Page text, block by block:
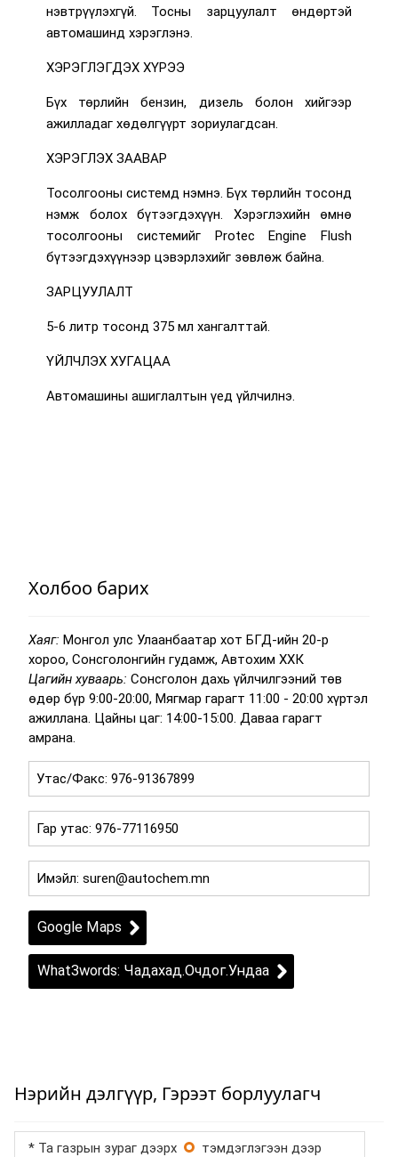
нэвтрүүлэхгүй. Тосны зарцуулалт өндөртэй
автомашинд хэрэглэнэ.
ХЭРЭГЛЭГДЭХ ХҮРЭЭ
Бүх төрлийн бензин, дизель болон хийгээр
ажилладаг хөдөлгүүрт зориулагдсан.
ХЭРЭГЛЭХ ЗААВАР
Тосолгооны системд нэмнэ. Бүх төрлийн тосонд
нэмж болох бүтээгдэхүүн. Хэрэглэхийн өмнө
тосолгооны системийг Protec Engine Flush
бүтээгдэхүүнээр цэвэрлэхийг зөвлөж байна.
ЗАРЦУУЛАЛТ
5-6 литр тосонд 375 мл хангалттай.
ҮЙЛЧЛЭХ ХУГАЦАА
Автомашины ашиглалтын үед үйлчилнэ.
Холбоо барих
Хаяг: Монгол улс Улаанбаатар хот БГД-ийн 20-р
хороо, Сонсголонгийн гудамж, Автохим ХХК
Цагийн хуваарь: Сонсголон дахь үйлчилгээний төв
өдөр бүр 9:00-20:00, Мягмар гарагт 11:00 - 20:00 хүртэл
ажиллана. Цайны цаг: 14:00-15:00. Даваа гарагт
амрана.
Google Maps
What3words: Чадахад.Очдог.Ундаа
Нэрийн дэлгүүр, Гэрээт борлуулагч
* Та газрын зураг дээрх
тэмдэглэгээн дээр